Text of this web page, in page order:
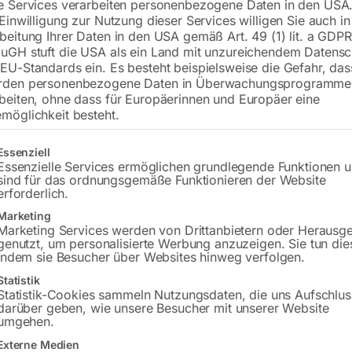
inkl. Absaughaube, Ausleger und
706)
€2.412,00
Bitte beachten Sie: Die Versandkosten
Produktsicherheit
Services verarbeiten personenbezogene Daten in den
zur Nutzung dieser Services willigen Sie auch
Ihrer Daten in den USA gemäß Art. 49 (1) lit. a
stuft die USA als ein Land mit unzureichendem
Standards ein. Es besteht beispielsweise die Gefahr,
personenbezogene Daten in
ohne dass für Europäerinnen und Europäer eine
besteht.
eine Liste der Service-Gruppen, für die eine Einwilligung erteilt
Services ermöglichen grundlegende Funktionen
für das ordnungsgemäße Funktionieren der Website
Services werden von Drittanbietern oder
um personalisierte Werbung anzuzeigen. Sie tun
sie Besucher über Websites hinweg verfolgen.
Cookies sammeln Nutzungsdaten, die uns
geben, wie unsere Besucher mit unserer Website
Medien